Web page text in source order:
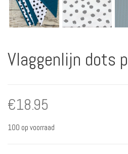
Vlaggenlijn dots
€18.95
100 op voorraad